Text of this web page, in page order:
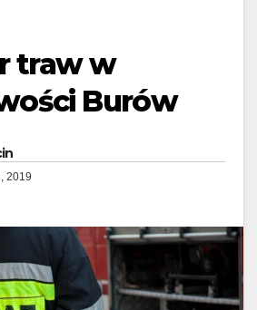
traw w
Burów
2019